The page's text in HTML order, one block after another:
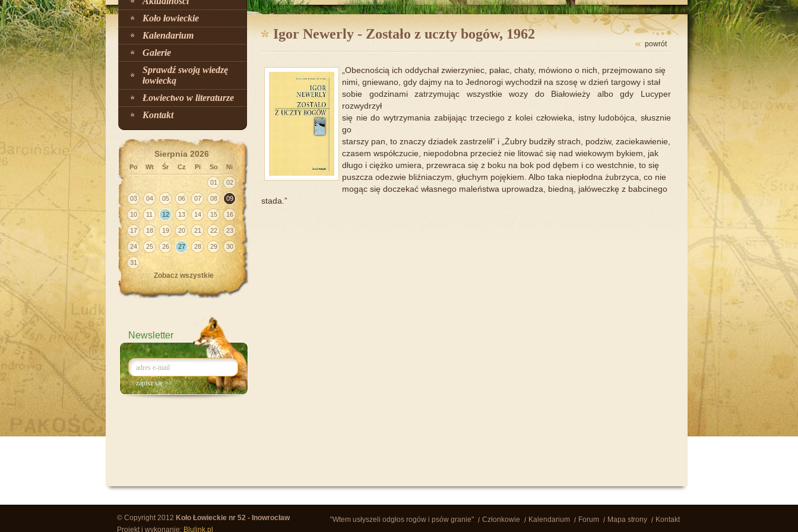
Koło łowieckie
Kalendarium
Galerie
Sprawdź swoją wiedzę
łowiecką
Łowiectwo w literaturze
Kontakt
Sierpnia 2026
Po Wt Śr Cz Pi So Ni
01 02
03 04 05 06 07 08 09
10 11 12 13 14 15 16
17 18 19 20 21 22 23
24 25 26 27 28 29 30
31
Zobacz wszystkie
Newsletter
powrót
Igor Newerly - Zostało z uczty bogów, 1962
„Obecnością ich oddychał zwierzyniec, pałac, chaty, mówiono o nich, przejmowano się
nimi, gniewano, gdy dajmy na to Jednorogi wychodził na szosę w dzień targowy i stał
sobie godzinami zatrzymując wszystkie wozy do Białowieży albo gdy Lucyper
rozwydrzył
się nie do wytrzymania zabijając trzeciego z kolei człowieka, istny ludobójca, słusznie
go
starszy pan, to znaczy dziadek zastrzelił” i „Żubry budziły strach, podziw, zaciekawienie,
czasem współczucie, niepodobna przecież nie litować się nad wiekowym bykiem, jak
długo i ciężko umiera, przewraca się z boku na bok pod dębem i co westchnie, to się
puszcza odezwie bliźniaczym, głuchym pojękiem. Albo taka niepłodna żubrzyca, co nie
mogąc się doczekać własnego maleństwa uprowadza, biedną, jałóweczkę z babcinego
stada.”
"Wtem usłyszeli odgłos rogów i psów granie" Członkowie Kalendarium Forum Mapa strony Kontakt
© Copyright 2012 Koło Łowieckie nr 52 - Inowrocław
Projekt i wykonanie: Blulink.pl